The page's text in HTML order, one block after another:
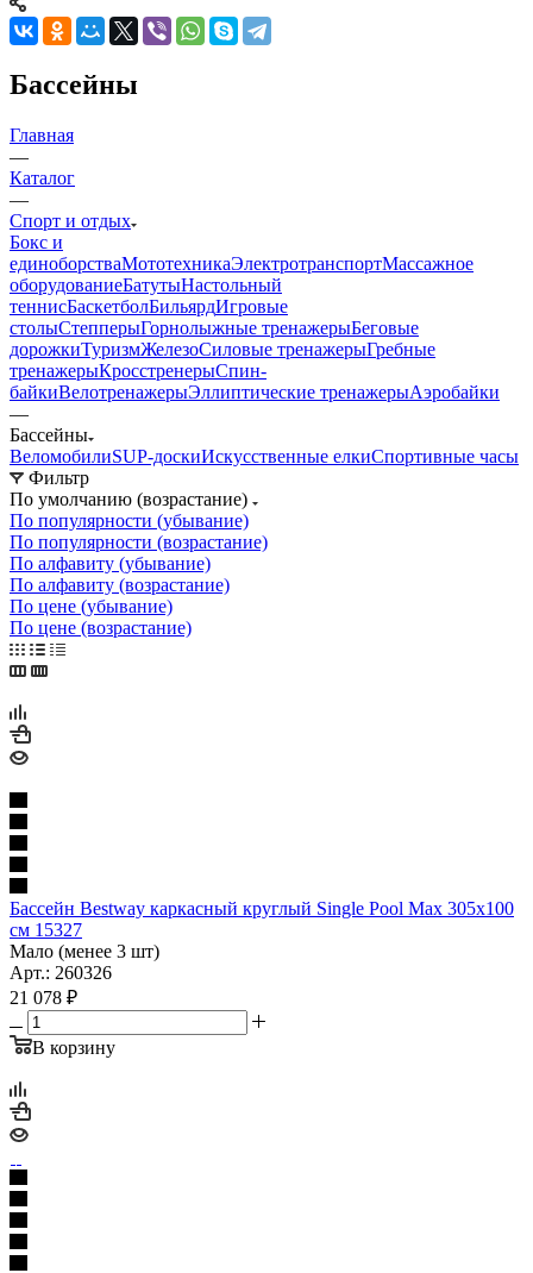
Бассейны
Главная
—
Каталог
—
Спорт и отдых
Бокс и
единоборстваМототехникаЭлектротранспортМассажное
оборудованиеБатутыНастольный
теннисБаскетболБильярдИгровые
столыСтепперыГорнолыжные тренажерыБеговые
дорожкиТуризмЖелезоСиловые тренажерыГребные
тренажерыКросстренерыСпин-
байкиВелотренажерыЭллиптические тренажерыАэробайки
—
Бассейны
ВеломобилиSUP-доскиИскусственные елкиСпортивные часы
Фильтр
По умолчанию (возрастание)
По популярности (убывание)
По популярности (возрастание)
По алфавиту (убывание)
По алфавиту (возрастание)
По цене (убывание)
По цене (возрастание)
Бассейн Bestway каркасный круглый Single Pool Max 305х100
см 15327
Мало (менее 3 шт)
Арт.: 260326
21 078 ₽
В корзину